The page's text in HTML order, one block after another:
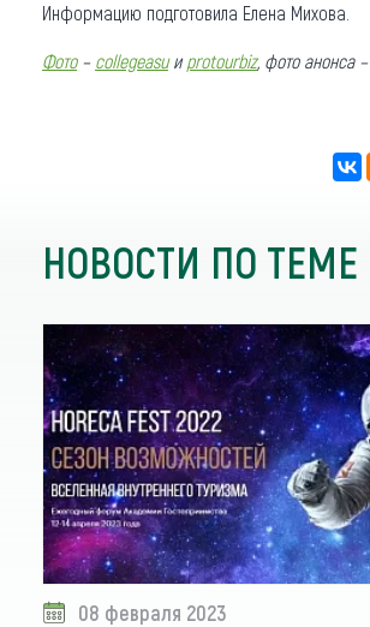
Информацию подготовила Елена Михова.
Фото– collegeasuи protourbiz, фото анонса –
НОВОСТИ ПО ТЕМЕ
08 февраля 2023